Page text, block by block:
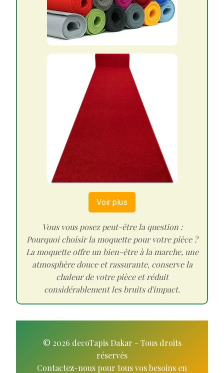
Voir plus
Vous vous posez peut-être la question :
Pourquoi choisir la moquette pour votre pièce ?
La moquette offre un bien-être à la marche, une
atmosphère douce et rassurante, conserve la
chaleur de votre pièce et réduit
considérablement les bruits d'impact.
© 2026 decoTapis Dakar - Tous droits
réservés
Contactez-nous pour tous vos besoins en